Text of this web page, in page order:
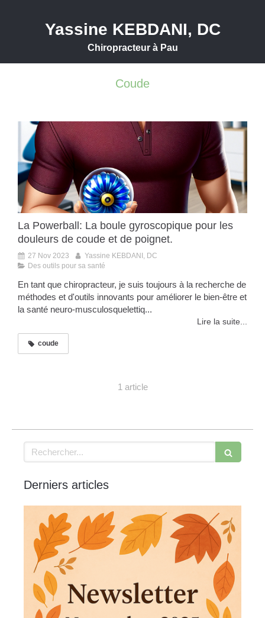
Yassine KEBDANI, DC
Chiropracteur à Pau
Coude
La Powerball: La boule gyroscopique pour les
douleurs de coude et de poignet.
27 Nov 2023
Yassine KEBDANI, DC
Des outils pour sa santé
En tant que chiropracteur, je suis toujours à la recherche de
méthodes et d'outils innovants pour améliorer le bien-être et
la santé neuro-musculosquelettiq...
Lire la suite...
coude
1 article
Rechercher
Derniers articles